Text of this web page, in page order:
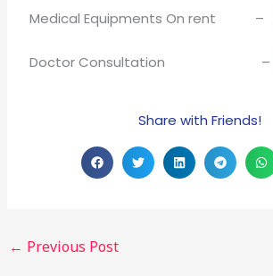
Medical Equipments On rent –
Doctor Consultation –
Share with Friends!
← Previous Post